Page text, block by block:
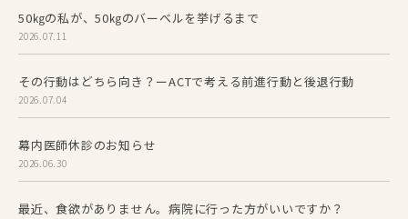
50㎏の私が、50㎏のバーベルを挙げるまで
2026.07.11
その行動はどちら向き？ーACTで考える前進行動と後退行動
2026.07.04
幕内医師休診のお知らせ
2026.06.30
最近、食欲がありません。病院に行った方がいいですか？